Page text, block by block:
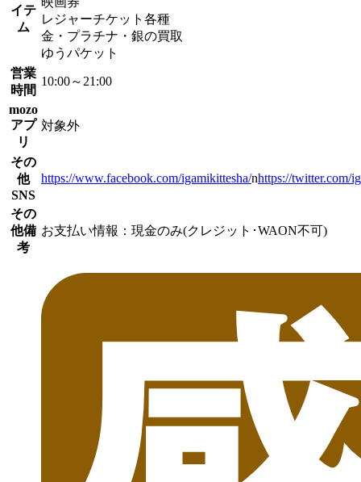
イテ
ム
レジャーチケット各種
金・プラチナ・銀の買取
ゆうパケット
営業
時間
10:00～21:00
mozo
アプ
リ
対象外
その
他
SNS
https://www.facebook.com/igamikittesha/nhttps://twitter.com/
その
他備
考
お支払い情報：現金のみ(クレジット･WAON不可)